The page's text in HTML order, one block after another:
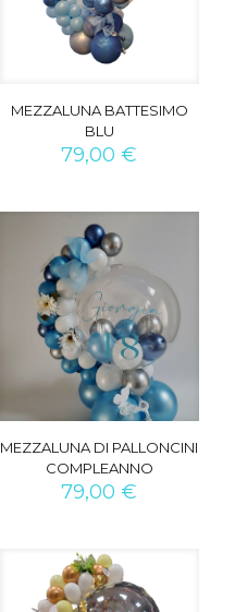
MEZZALUNA BATTESIMO
BLU
79,00€
MEZZALUNA DI PALLONCINI
COMPLEANNO
79,00€